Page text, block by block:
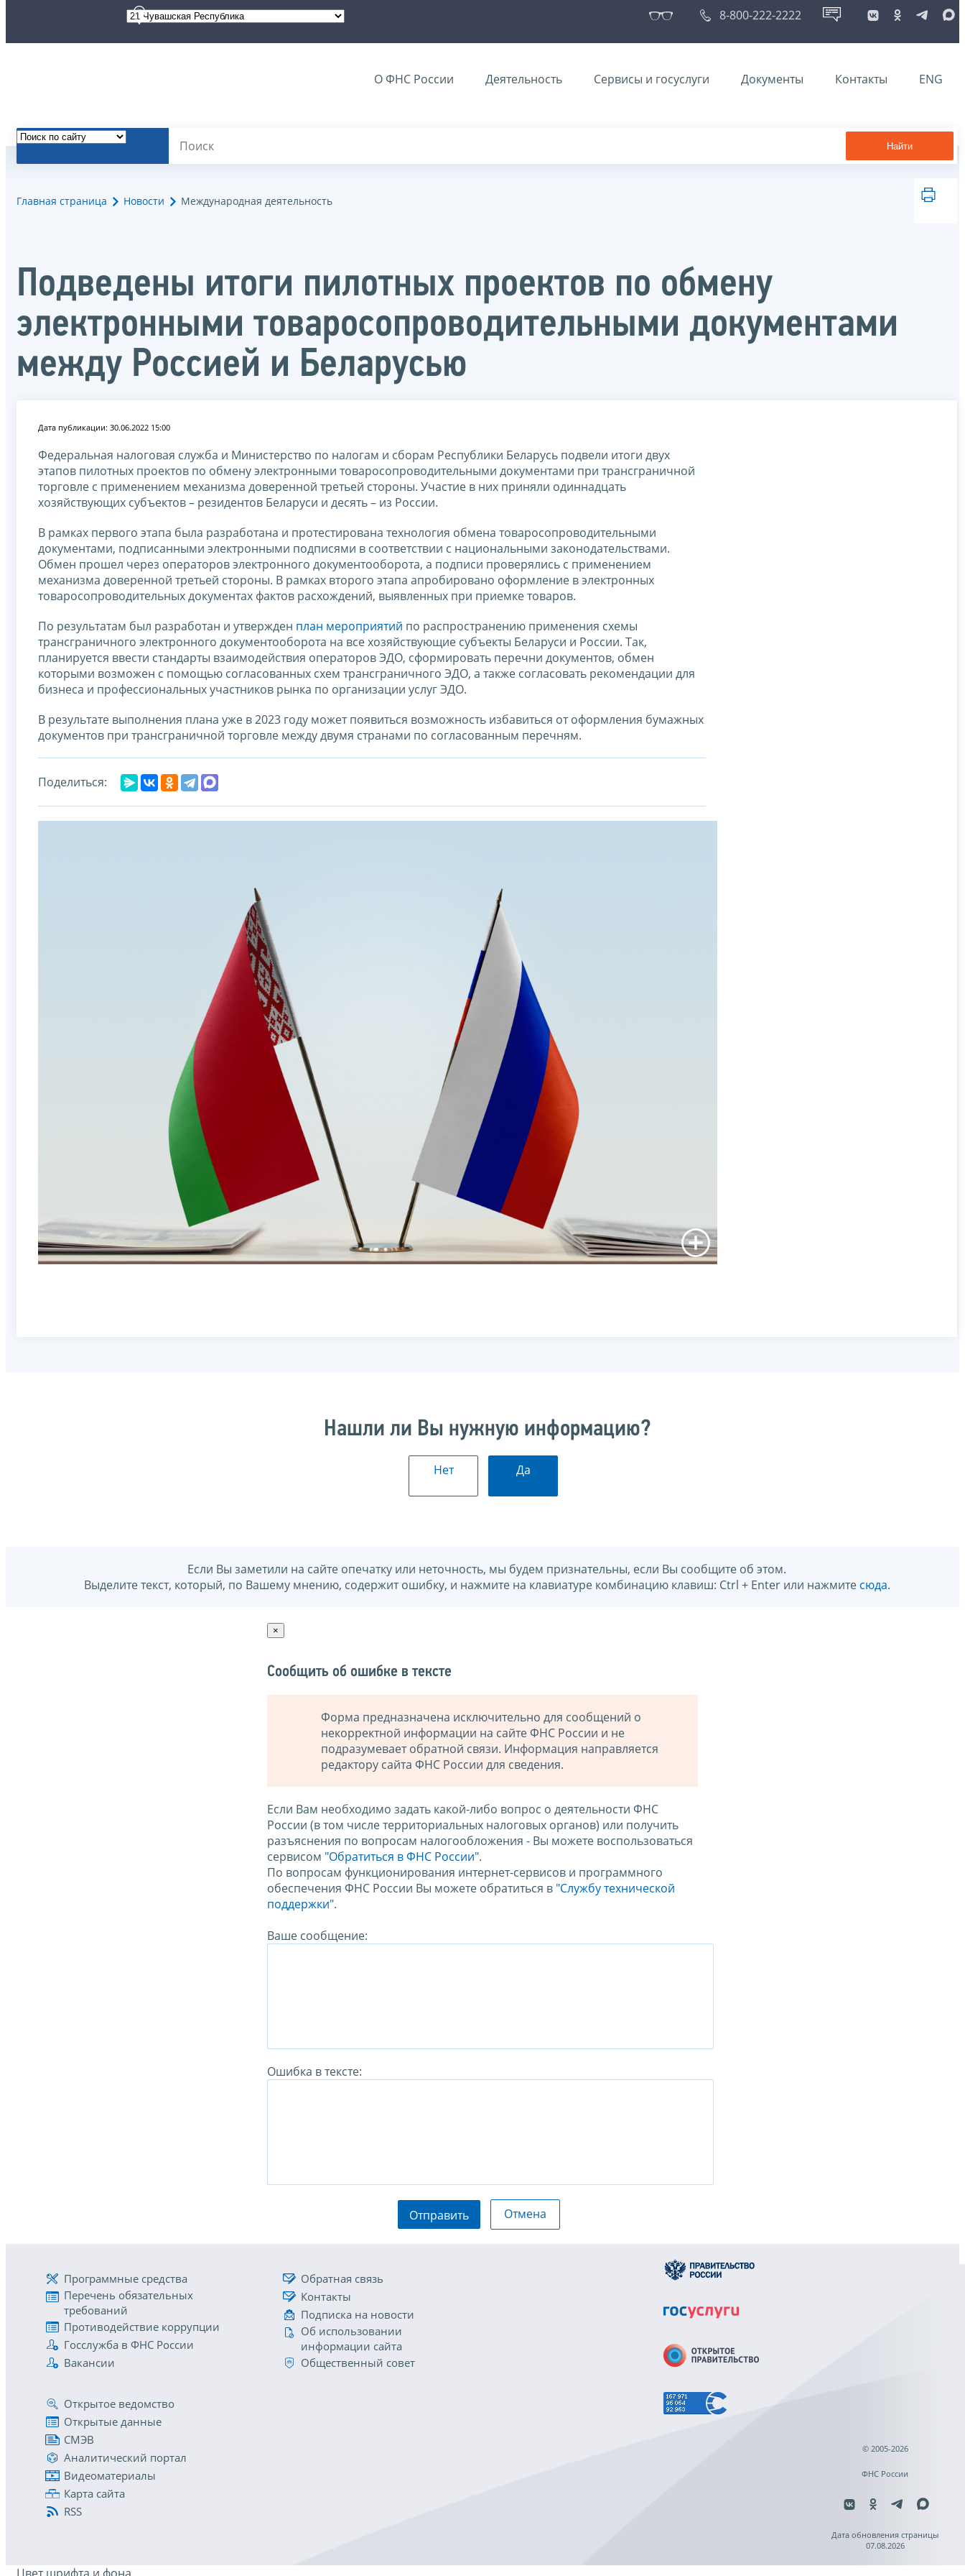
8-800-222-2222
О ФНС России Деятельность Сервисы и госуслуги Документы Контакты ENG
Найти
Главная страница Новости Международная деятельность
Подведены итоги пилотных проектов по обмену
электронными товаросопроводительными документами
между Россией и Беларусью
Дата публикации: 30.06.2022 15:00
Федеральная налоговая служба и Министерство по налогам и сборам Республики Беларусь подвели итоги двух
этапов пилотных проектов по обмену электронными товаросопроводительными документами при трансграничной
торговле с применением механизма доверенной третьей стороны. Участие в них приняли одиннадцать
хозяйствующих субъектов – резидентов Беларуси и десять – из России.
В рамках первого этапа была разработана и протестирована технология обмена товаросопроводительными
документами, подписанными электронными подписями в соответствии с национальными законодательствами.
Обмен прошел через операторов электронного документооборота, а подписи проверялись с применением
механизма доверенной третьей стороны. В рамках второго этапа апробировано оформление в электронных
товаросопроводительных документах фактов расхождений, выявленных при приемке товаров.
По результатам был разработан и утвержден план мероприятий по распространению применения схемы
трансграничного электронного документооборота на все хозяйствующие субъекты Беларуси и России. Так,
планируется ввести стандарты взаимодействия операторов ЭДО, сформировать перечни документов, обмен
которыми возможен с помощью согласованных схем трансграничного ЭДО, а также согласовать рекомендации для
бизнеса и профессиональных участников рынка по организации услуг ЭДО.
В результате выполнения плана уже в 2023 году может появиться возможность избавиться от оформления бумажных
документов при трансграничной торговле между двумя странами по согласованным перечням.
Поделиться:
Нашли ли Вы нужную информацию?
Нет Да
Если Вы заметили на сайте опечатку или неточность, мы будем признательны, если Вы сообщите об этом.
Выделите текст, который, по Вашему мнению, содержит ошибку, и нажмите на клавиатуре комбинацию клавиш: Ctrl + Enter или нажмите сюда.
×
Сообщить об ошибке в тексте
Форма предназначена исключительно для сообщений о
некорректной информации на сайте ФНС России и не
подразумевает обратной связи. Информация направляется
редактору сайта ФНС России для сведения.
Если Вам необходимо задать какой-либо вопрос о деятельности ФНС
России (в том числе территориальных налоговых органов) или получить
разъяснения по вопросам налогообложения - Вы можете воспользоваться
сервисом "Обратиться в ФНС России".
По вопросам функционирования интернет-сервисов и программного
обеспечения ФНС России Вы можете обратиться в "Службу технической
поддержки".
Ваше сообщение:
Ошибка в тексте:
Отправить Отмена
Программные средства
Перечень обязательных
требований
Противодействие коррупции
Госслужба в ФНС России
Вакансии
Обратная связь
Контакты
Подписка на новости
Об использовании
информации сайта
Общественный совет
Открытое ведомство
Открытые данные
СМЭВ
Аналитический портал
Видеоматериалы
Карта сайта
RSS
© 2005-2026
ФНС России
Дата обновления страницы
07.08.2026